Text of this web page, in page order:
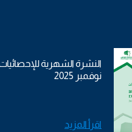
النشرة الشهرية
نوفمبر 2025
اقرأ المزيد